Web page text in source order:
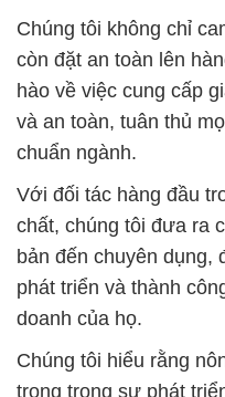
Chúng tôi không chỉ
còn đặt an toàn lên
hào về việc cung cấp
và an toàn, tuân thủ
chuẩn ngành.
Với đối tác hàng đầu
chất, chúng tôi đưa ra
bản đến chuyên
phát triển và thành
doanh của họ.
Chúng tôi hiểu rằng
trọng trong sự phát